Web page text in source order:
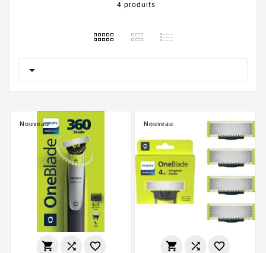
4 produits

Nouveau
  
Nouveau
  